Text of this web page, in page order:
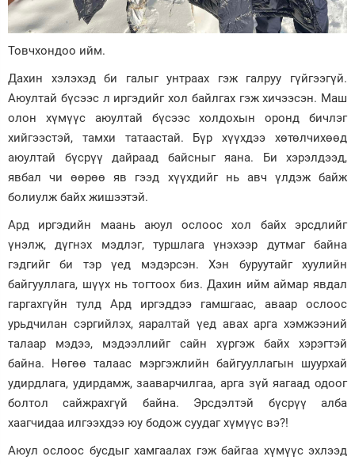
Товчхондоо ийм.
Дахин хэлэхэд би галыг унтраах гэж галруу гүйгээгүй.
Аюултай бүсээс л иргэдийг хол байлгах гэж хичээсэн. Маш
олон хүмүүс аюултай бүсээс холдохын оронд бичлэг
хийгээстэй, тамхи татаастай. Бүр хүүхдээ хөтөлчихөөд
аюултай бүсрүү дайраад байсныг яана. Би хэрэлдээд,
явбал чи өөрөө яв гээд хүүхдийг нь авч үлдэж байж
болиулж байх жишээтэй.
Ард иргэдийн маань аюул ослоос хол байх эрсдлийг
үнэлж, дүгнэх мэдлэг, туршлага үнэхээр дутмаг байна
гэдгийг би тэр үед мэдэрсэн. Хэн буруутайг хуулийн
байгууллага, шүүх нь тогтоох биз. Дахин ийм аймар явдал
гаргахгүйн тулд Ард иргэддээ гамшгаас, аваар ослоос
урьдчилан сэргийлэх, яаралтай үед авах арга хэмжээний
талаар мэдээ, мэдээллийг сайн хүргэж байх хэрэгтэй
байна. Нөгөө талаас мэргэжлийн байгууллагын шуурхай
удирдлага, удирдамж, зааварчилгаа, арга зүй яагаад одоог
болтол сайжрахгүй байна. Эрсдэлтэй бүсрүү алба
хаагчидаа илгээхдээ юу бодож суудаг хүмүүс вэ?!
Аюул ослоос бусдыг хамгаалах гэж байгаа хүмүүс эхлээд